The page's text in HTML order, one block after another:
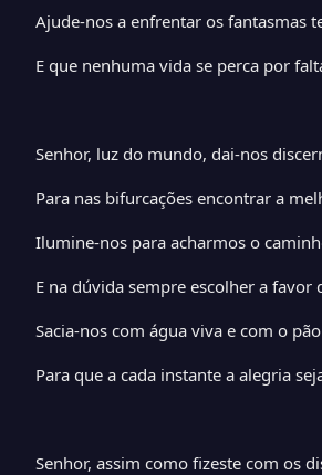
Ajude-nos a enfrentar os fantasmas
E que nenhuma vida se perca por
Senhor, luz do mundo, dai-nos
Para nas bifurcações encontrar a
Ilumine-nos para acharmos o
E na dúvida sempre escolher a favor
Sacia-nos com água viva e com o
Para que a cada instante a alegria
Senhor, assim como fizeste com os